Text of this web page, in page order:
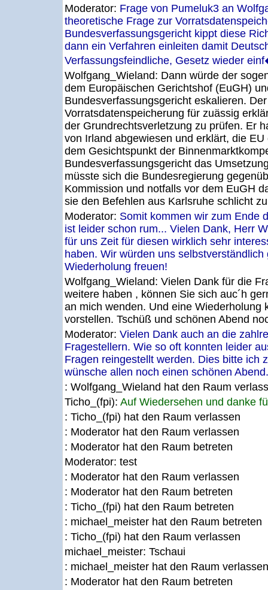
Moderator: Frage von Pumeluk3 an
theoretische Frage zur
Bundesverfassungsgericht kippt diese
dann ein Verfahren einleiten damit
Verfassungsfeindliche, Gesetz wieder
Wolfgang_Wieland: Dann würde der
dem Europäischen Gerichtshof (EuGH)
Bundesverfassungsgericht eskalieren.
Vorratsdatenspeicherung für zuässig
der Grundrechtsverletzung zu prüfen. Er
von Irland abgewiesen und erklärt, die
dem Gesichtspunkt der
Bundesverfassungsgericht das
müsste sich die Bundesregierung
Kommission und notfalls vor dem EuGH
sie den Befehlen aus Karlsruhe schlicht
Moderator: Somit kommen wir zum Ende
ist leider schon rum... Vielen Dank, Herr
für uns Zeit für diesen wirklich sehr
haben. Wir würden uns selbstverständlich
Wiederholung freuen!
Wolfgang_Wieland: Vielen Dank für die
weitere haben , können Sie sich auc´h
an mich wenden. Und eine Wiederholung
vorstellen. Tschüß und schönen Abend
Moderator: Vielen Dank auch an die
Fragestellern. Wie so oft konnten leider
Fragen reingestellt werden. Dies bitte ich
wünsche allen noch einen schönen
: Wolfgang_Wieland hat den Raum
Ticho_(fpi): Auf Wiedersehen und danke
: Ticho_(fpi) hat den Raum verlassen
: Moderator hat den Raum verlassen
: Moderator hat den Raum betreten
Moderator: test
: Moderator hat den Raum verlassen
: Moderator hat den Raum betreten
: Ticho_(fpi) hat den Raum betreten
: michael_meister hat den Raum betreten
: Ticho_(fpi) hat den Raum verlassen
michael_meister: Tschaui
: michael_meister hat den Raum verlassen
: Moderator hat den Raum betreten